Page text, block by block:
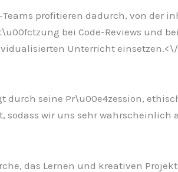
profitieren dadurch, von der
bei Code-Reviews und
Unterricht
durch seine Pr\u00e4zession,
wir uns sehr wahrscheinlich
das Lernen und kreativen